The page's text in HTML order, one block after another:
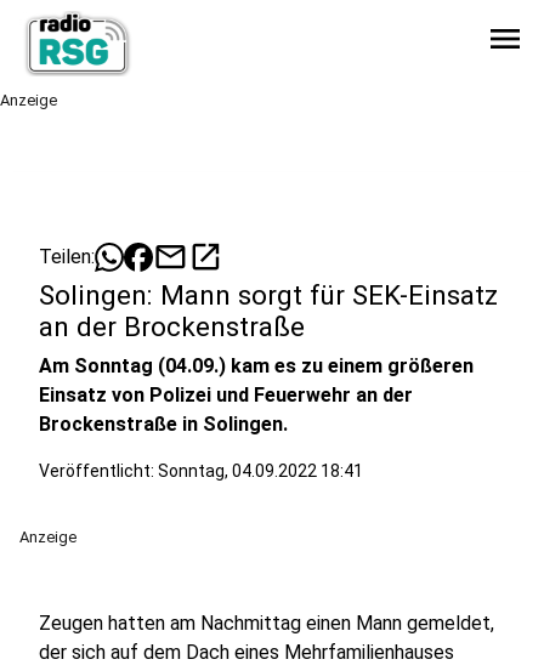
menu
Anzeige
Teilen: mailopen_in_new
Solingen: Mann sorgt für SEK-Einsatz
an der Brockenstraße
Am Sonntag (04.09.) kam es zu einem größeren
Einsatz von Polizei und Feuerwehr an der
Brockenstraße in Solingen.
Veröffentlicht: Sonntag, 04.09.2022 18:41
Anzeige
Zeugen hatten am Nachmittag einen Mann gemeldet,
der sich auf dem Dach eines Mehrfamilienhauses